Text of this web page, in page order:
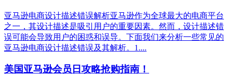
亚马逊电商设计描述错误解析亚马逊作为全球最大的电商平台
之一，其设计描述是吸引用户的重要因素。然而，设计描述错
误可能会导致用户的困惑和误导。下面我们来分析一些常见的
亚马逊电商设计描述错误及其解析。1....
美国亚马逊会员日攻略抢购指南！